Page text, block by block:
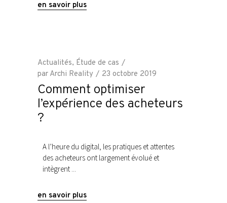
en savoir plus
Actualités, Étude de cas
par Archi Reality 23 octobre 2019
Comment optimiser
l’expérience des acheteurs
?
A l’heure du digital, les pratiques et attentes
des acheteurs ont largement évolué et
intègrent
en savoir plus